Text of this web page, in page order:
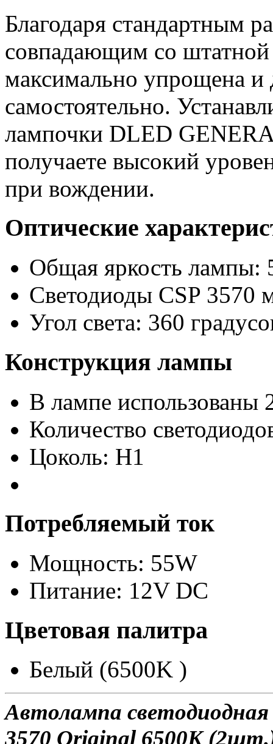
Благодаря стандартным
совпадающим со штатной
максимально упрощена и
самостоятельно.
лампочки DLED
получаете высокий
при вождении.
Оптические
Общая яркость лампы:
Светодиоды CSP 3570
Угол света: 360
Конструкция лампы
В лампе использованы
Количество
Цоколь: H1
Потребляемый ток
Мощность: 55W
Питание: 12V DC
Цветовая палитра
Белый (6500K )
Автолампа
3570 Original 6500K